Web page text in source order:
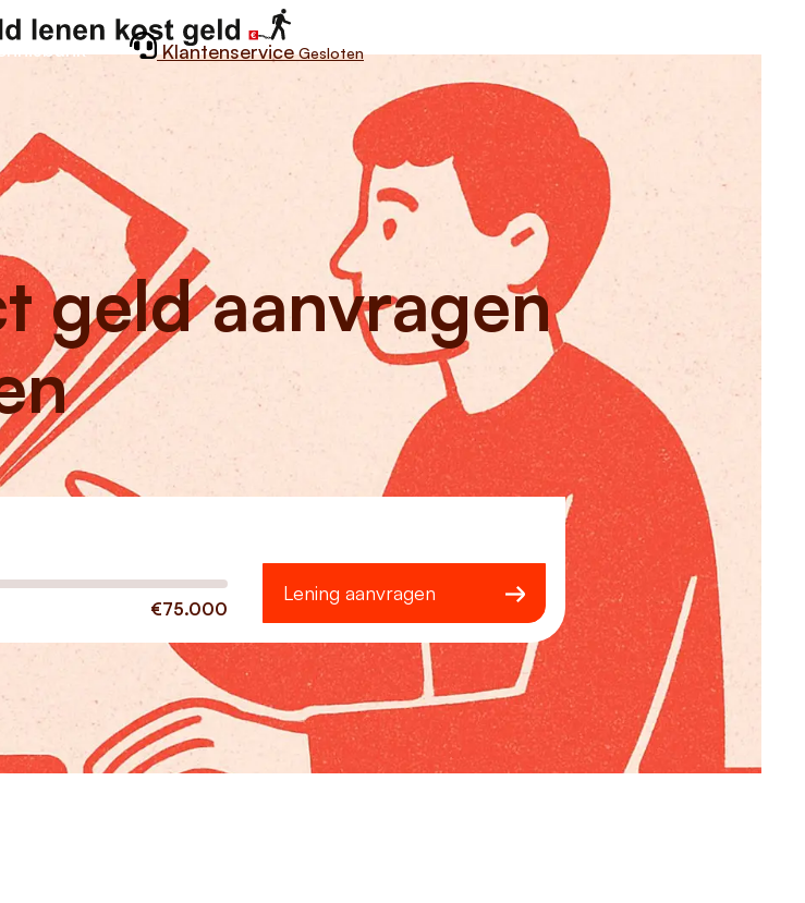
Klantenservice Gesloten
geld aanvragen
€75.000
Lening aanvragen